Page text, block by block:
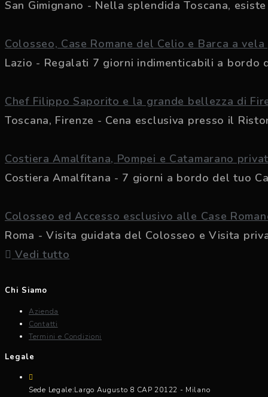
San Gimignano - Nella splendida Toscana,
Colosseo, Case Romane del Celio e Barca a
Lazio - Regalati 7 giorni indimenticabili a bordo
Chef Filippo Saporito e la grande bellezza di
Toscana, Firenze - Cena esclusiva presso il
Costiera Amalfitana, Pompei e Catamarano
Costiera Amalfitana - 7 giorni a bordo del tuo
Colosseo ed Accesso esclusivo alle Case
Roma - Visita guidata del Colosseo e Visita
Vedi tutto
Chi Siamo
Azienda
Contatti
Termini e Condizioni
Legale
Sede Legale:Largo Augusto 8 CAP 20122 - Milano